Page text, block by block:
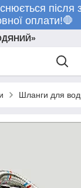
після
оплати!🛑
Шланги для